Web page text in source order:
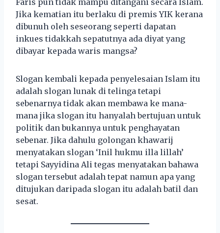
Jika kematian itu berlaku di premis YIK kerana
dibunuh oleh seseorang seperti dapatan
inkues tidakkah sepatutnya ada diyat yang
dibayar kepada waris mangsa?
Slogan kembali kepada penyelesaian Islam itu
adalah slogan lunak di telinga tetapi
sebenarnya tidak akan membawa ke mana-
mana jika slogan itu hanyalah bertujuan untuk
politik dan bukannya untuk penghayatan
sebenar. Jika dahulu golongan khawarij
menyatakan slogan ‘Inil hukmu illa lillah’
tetapi Sayyidina Ali tegas menyatakan bahawa
slogan tersebut adalah tepat namun apa yang
ditujukan daripada slogan itu adalah batil dan
sesat.